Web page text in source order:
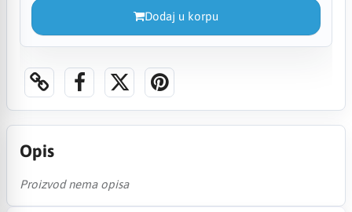
Dodaj u korpu
Opis
Proizvod nema opisa